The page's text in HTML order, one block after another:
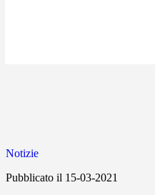
Notizie
Pubblicato il 15-03-2021